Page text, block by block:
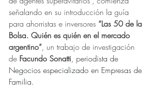
señalando en su introducción la guía
para ahorristas e inversores “Las 50 de la
Bolsa. Quién es quién en el mercado
argentino”, un trabajo de investigación
de Facundo Sonatti, periodista de
Negocios especializado en Empresas de
Familia.